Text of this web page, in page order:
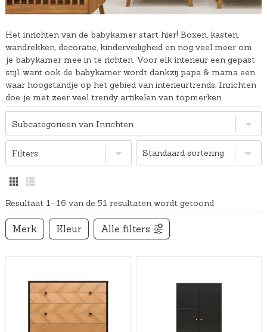
Het inrichten van de babykamer start hier! Boxen, kasten,
wandrekken, decoratie, kinderveiligheid en nog veel meer om
je babykamer mee in te richten. Voor elk interieur een gepast
stijl, want ook de babykamer wordt dankzij papa & mama een
waar hoogstandje op het gebied van interieurtrends. Inrichten
doe je met zeer veel trendy artikelen van topmerken.
Subcategorieën van Inrichten
Filters
Resultaat 1–16 van de 51 resultaten wordt getoond
Merk Kleur Alle filters